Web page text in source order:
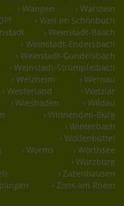
› Wangen
› Warstein
› Weil im Schönbuch
› Weinstadt-Baach
› Weinstadt-Endersbach
› Weinstadt-Gundelsbach
› Weinstadt-Strümpfelbach
› Welzheim
› Wernau
› Westerland
› Wetzlar
› Wiesbaden
› Wildau
› Winnenden-Bürg
› Winterbach
› Wolfenbüttel
› Worms
› Wörthsee
› Würzburg
› Zazenhausen
› Zons am Rhein